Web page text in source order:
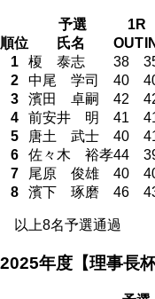
予選 1R
順位
氏名 OUT IN
1
榎 泰志 38
2
中尾 学司 40
3
濱田 卓嗣 42
4
前安井 明 41
5
唐土 武士 40
6
佐々木 裕孝44
7
尾原 俊雄 40
8
濱下 琢磨 46
以上8名予選通過
2025年度【理事長